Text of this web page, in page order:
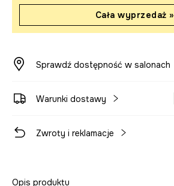
Cała wyprzedaż »
Sprawdź dostępność w salonach
Warunki dostawy
Zwroty i reklamacje
Opis produktu